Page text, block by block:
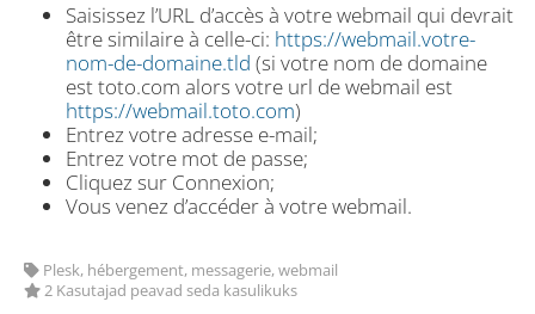
Saisissez l’URL d’accès à votre webmail qui devrait
être similaire à celle-ci: https://webmail.votre-
nom-de-domaine.tld (si votre nom de domaine
est toto.com alors votre url de webmail est
https://webmail.toto.com)
Entrez votre adresse e-mail;
Entrez votre mot de passe;
Cliquez sur Connexion;
Vous venez d’accéder à votre webmail.
Plesk, hébergement, messagerie, webmail
2 Kasutajad peavad seda kasulikuks